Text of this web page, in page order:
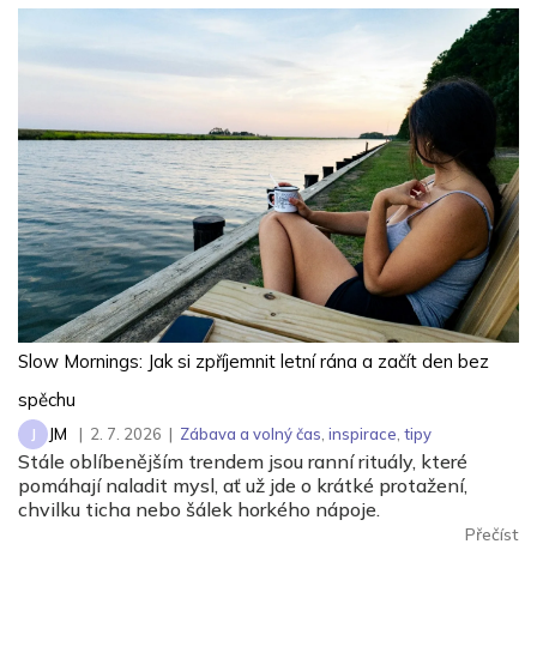
oblečení rychlé osvěžení, přestaňte trávit čas a energii u
plotny nebo si užijte exotiku jen pár minut od centra
Prahy.
Slow Mornings: Jak si zpříjemnit letní rána a začít den bez
spěchu
J JM | 2. 7. 2026 | Zábava a volný čas inspirace tipy
Stále oblíbenějším trendem jsou ranní rituály, které
pomáhají naladit mysl, ať už jde o krátké protažení,
chvilku ticha nebo šálek horkého nápoje.
Přečíst